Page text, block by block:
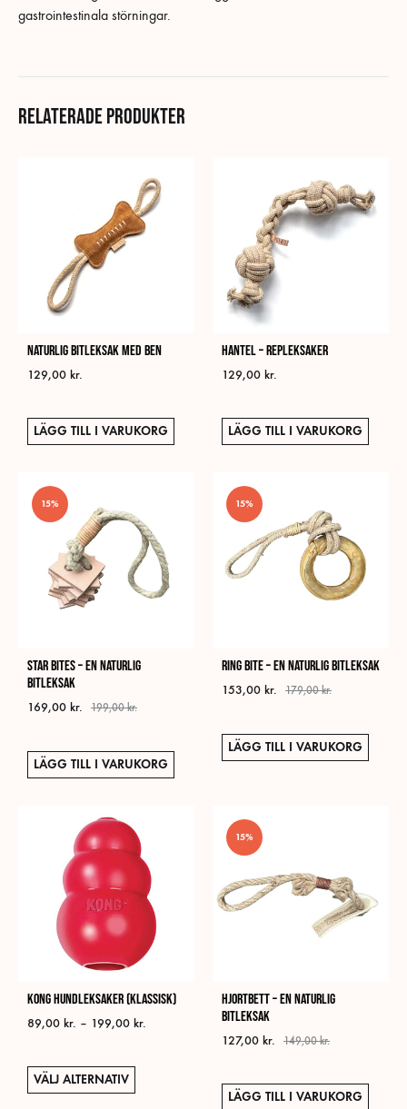
gastrointestinala störningar.
Relaterade produkter
Naturlig bitleksak med ben
129,00 kr.
LÄGG TILL I VARUKORG
Hantel – Repleksaker
129,00 kr.
LÄGG TILL I VARUKORG
15%
Star bites – En naturlig
bitleksak
169,00 kr. 199,00kr.
LÄGG TILL I VARUKORG
15%
Ring Bite – En naturlig bitleksak
153,00 kr. 179,00kr.
LÄGG TILL I VARUKORG
KONG hundleksaker (klassisk)
89,00 kr. – 199,00 kr.
VÄLJ ALTERNATIV
15%
Hjortbett – En naturlig
bitleksak
127,00 kr. 149,00kr.
LÄGG TILL I VARUKORG